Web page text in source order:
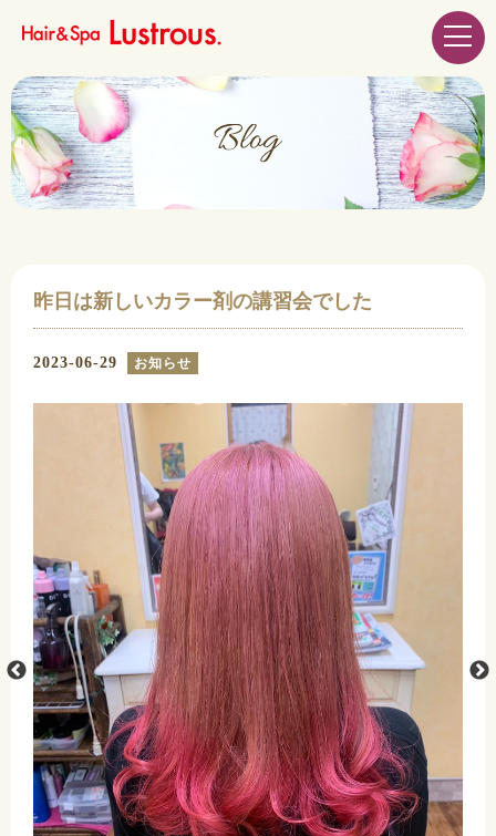
昨日は新しいカラー剤の講習会でした
2023-06-29 お知らせ